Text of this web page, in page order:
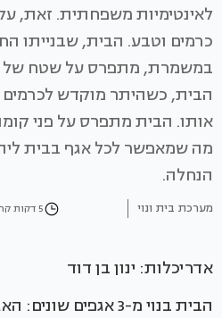
לאינטימיות משפחתית. זאת,
כרמים וטבע. הבית, שבנייתו
הבית, כשהיתר מוקדש לכרמים
מה שמאפשר לכל אגף בבית
הנחלה.
מערכת בית ונוי 5 דקות קריאה
אדריכלות: ינון בן דוד
הבית בנוי מ-3 אגפים